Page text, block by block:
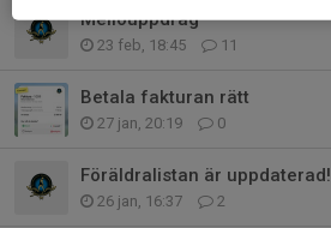
Mellouppdrag
23 feb, 18:45 11
Betala fakturan rätt
27 jan, 20:19 0
Föräldralistan är uppdaterad!
26 jan, 16:37 2